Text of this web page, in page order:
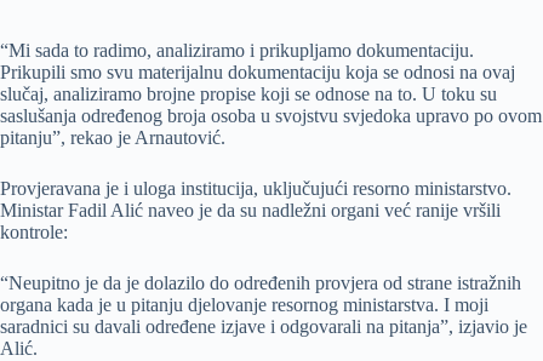
“Mi sada to radimo, analiziramo i prikupljamo dokumentaciju.
Prikupili smo svu materijalnu dokumentaciju koja se odnosi na ovaj
slučaj, analiziramo brojne propise koji se odnose na to. U toku su
saslušanja određenog broja osoba u svojstvu svjedoka upravo po ovom
pitanju”, rekao je Arnautović.
Provjeravana je i uloga institucija, uključujući resorno ministarstvo.
Ministar Fadil Alić naveo je da su nadležni organi već ranije vršili
kontrole:
“Neupitno je da je dolazilo do određenih provjera od strane istražnih
organa kada je u pitanju djelovanje resornog ministarstva. I moji
saradnici su davali određene izjave i odgovarali na pitanja”, izjavio je
Alić.